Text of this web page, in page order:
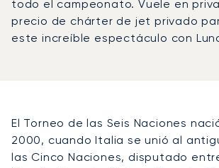
todo el campeonato. Vuele en
precio de chárter de jet privado
este increíble espectáculo con
El Torneo de las Seis Naciones
2000, cuando Italia se unió al
las Cinco Naciones, disputado